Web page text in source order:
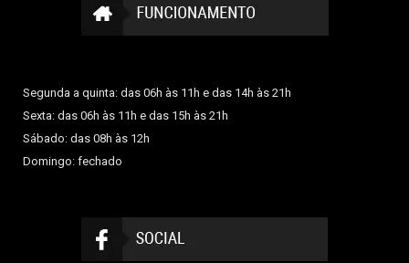
Segunda a quinta: das 06h às 11h e das 14h às 21h
Sexta: das 06h às 11h e das 15h às 21h
Sábado: das 08h às 12h
Domingo: fechado